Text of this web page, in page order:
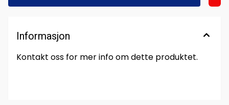
Informasjon
Kontakt oss for mer info om dette produktet.